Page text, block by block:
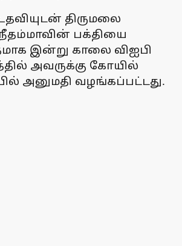
திருமலை
பக்தியை
இன்று காலை விஐபி
அவருக்கு கோயில்
அனுமதி வழங்கப்பட்டது.